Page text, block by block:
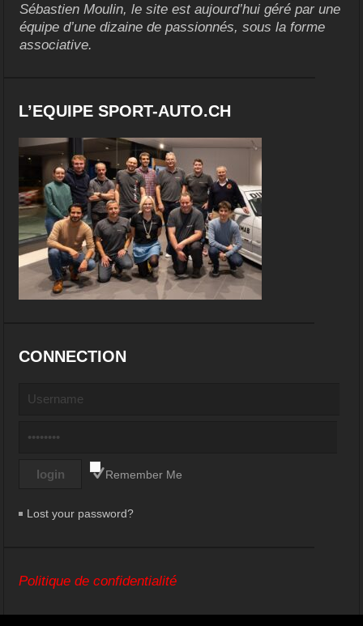
Sébastien Moulin, le site est aujourd’hui géré par une
équipe d’une dizaine de passionnés, sous la forme
associative.
L’EQUIPE SPORT-AUTO.CH
CONNECTION
Remember Me
Lost your password?
Politique de confidentialité